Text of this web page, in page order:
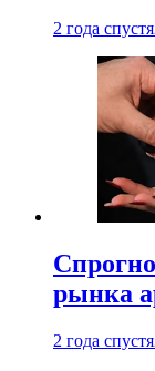
2 года спустя
рынка
2 года спустя